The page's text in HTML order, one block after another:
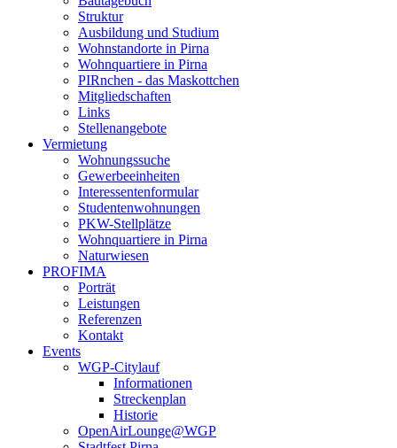
Struktur
Ausbildung und Studium
Wohnstandorte in Pirna
Wohnquartiere in Pirna
PIRnchen - das Maskottchen
Mitgliedschaften
Links
Stellenangebote
Vermietung
Wohnungssuche
Gewerbeeinheiten
Interessentenformular
Studentenwohnungen
PKW-Stellplätze
Wohnquartiere in Pirna
Naturwiesen
PROFIMA
Porträt
Leistungen
Referenzen
Kontakt
Events
WGP-Citylauf
Informationen
Streckenplan
Historie
OpenAirLounge@WGP